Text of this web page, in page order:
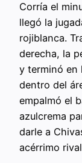
Corría el
llegó la
rojiblanca.
derecha, la
y terminó en
dentro del
empalmó el
azulcrema
darle a
acérrimo